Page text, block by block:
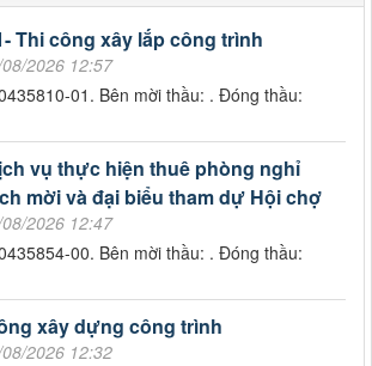
Thi công xây lắp công trình
2026 12:57
01. Bên mời thầu: . Đóng thầu:
vụ thực hiện thuê phòng nghỉ
mời và đại biểu tham dự Hội chợ
2026 12:47
00. Bên mời thầu: . Đóng thầu:
xây dựng công trình
2026 12:32